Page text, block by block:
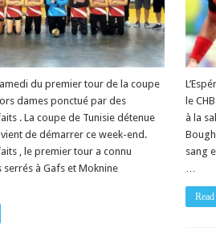
du premier tour de la coupe
dames ponctué par des
. La coupe de Tunisie détenue
vient de démarrer ce week-end.
, le premier tour a connu
à Gafs et Moknine
le
à la
sang
…